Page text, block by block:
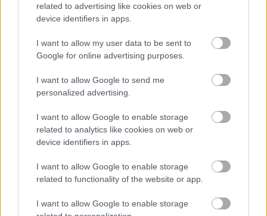
related to advertising like cookies on web or
device identifiers in apps.
I want to allow my user data to be sent to
Google for online advertising purposes.
I want to allow Google to send me
personalized advertising.
I want to allow Google to enable storage
related to analytics like cookies on web or
device identifiers in apps.
I want to allow Google to enable storage
related to functionality of the website or app.
I want to allow Google to enable storage
SZOHÓ MESTER UTOLSÓ TEÁJA: KÖLTŐI
UTAZÁS A MEIDZSI-KORI JAPÁNBA
CIMBALIBAND SIKERE OSZAKÁBAN